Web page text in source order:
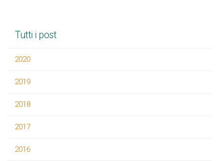
Tutti i post
2020
2019
2018
2017
2016